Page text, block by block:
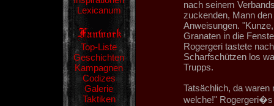
Lexicanum
Top-Liste
Geschichten
Kampagnen
Codizes
Galerie
Taktiken
nach seinem
zuckenden, Mann
Anweisungen.
Granaten in die
Rogergeri tastete
Scharfschützen los
Trupps.
Tatsächlich, da
welche!" Rogergeri�s